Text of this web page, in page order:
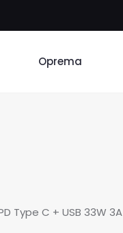
Oprema
Type C + USB 33W 3A